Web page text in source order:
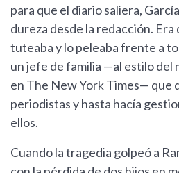
para que el diario saliera,
dureza desde la redacción. Era
tuteaba y lo peleaba frente a
un jefe de familia —al estilo del
en The New York Times— que
periodistas y hasta hacía
ellos.
Cuando la tragedia golpeó a